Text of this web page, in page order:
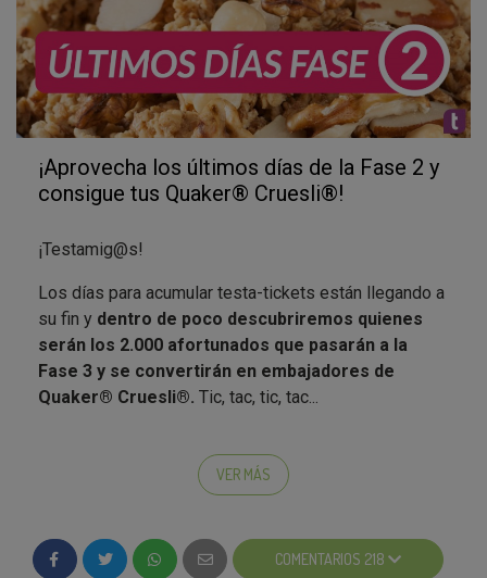
¡Aprovecha los últimos días de la Fase 2 y
consigue tus Quaker® Cruesli®!
¡Testamig@s!
Los días para acumular testa-tickets están llegando a
su fin y dentro de poco descubriremos quienes
serán los 2.000 afortunados que pasarán a la
Fase 3 y se convertirán en embajadores de
Quaker® Cruesli®. Tic, tac, tic, tac...
¿Tenéis todos los puntos que se podían lograr
jugando al memory? ¿Habéis respondido
planteado? Si has sido constante, es probable que
estés entre los afortunados que conseguirán recibir
VER MÁS
COMENTARIOS 218